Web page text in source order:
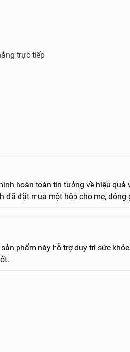
Blackmores CoQ10 150mg giúp
cơ mắc các bệnh về tim.
trực tiếp
hoàn toàn tin tưởng về hiệu
đã đặt mua một hộp cho mẹ,
phẩm này hỗ trợ duy trì sức